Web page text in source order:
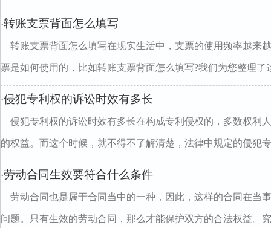
·转账支票背面怎么填写
转账支票背面怎么填写在现实生活中，支票的使用频率越来
票是如何使用的，比如转账支票背面怎么填写?我们为您整理了
·侵犯专利权的诉讼时效有多长
侵犯专利权的诉讼时效有多长在构成专利侵权的，多数权利
的权益。而这个时候，就不得不了解清楚，法律中规定的侵犯
·劳动合同生效要符合什么条件
劳动合同也是属于合同当中的一种，因此，这样的合同在当
问题。只有生效的劳动合同，那么才能保护双方的合法权益。